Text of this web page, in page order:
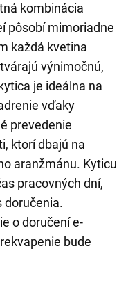
kombinácia
pôsobí mimoriadne
každá kvetina
výnimočnú,
je ideálna na
vďaky
prevedenie
ktorí dbajú na
aranžmánu. Kyticu
pracovných dní,
doručenia.
o doručení e-
bude